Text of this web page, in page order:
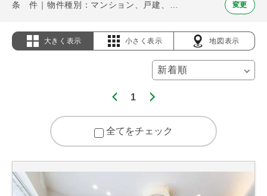
変更
大きく表示 小さく表示 地図表示
1
全てをチェック